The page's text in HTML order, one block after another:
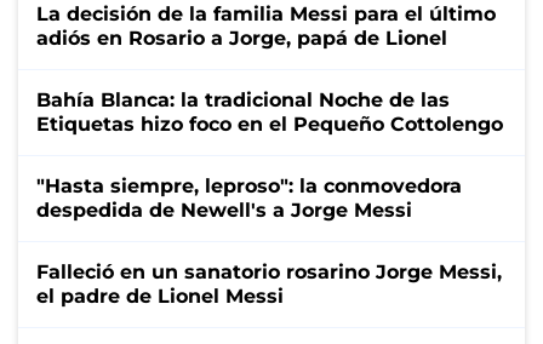
La decisión de la familia Messi para el último
adiós en Rosario a Jorge, papá de Lionel
Bahía Blanca: la tradicional Noche de las
Etiquetas hizo foco en el Pequeño Cottolengo
"Hasta siempre, leproso": la conmovedora
despedida de Newell's a Jorge Messi
Falleció en un sanatorio rosarino Jorge Messi,
el padre de Lionel Messi